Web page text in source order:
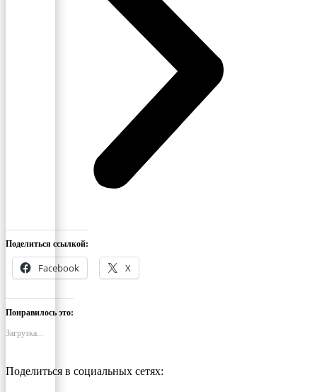
Поделиться ссылкой:
Facebook X
Понравилось это:
Загрузка...
Поделиться в социальных сетях: